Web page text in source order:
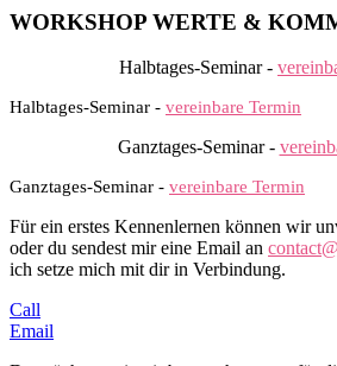
WORKSHOP WERTE &
Halbtages-Seminar -
Halbtages-Seminar - vereinbare Termin
Ganztages-Seminar -
Ganztages-Seminar - vereinbare Termin
Für ein erstes Kennenlernen können wir
oder du sendest mir eine Email an
ich setze mich mit dir in Verbindung.
Call
Email